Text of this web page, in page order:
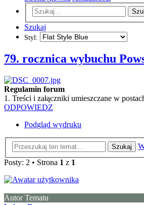
Szukaj
Styl:
79. rocznica wybuchu
Regulamin forum
1. Treści i załączniki umieszczane w
ODPOWIEDZ
Podgląd wydruku
Szukaj
Posty: 2 • Strona 1 z 1
Autor Tematu